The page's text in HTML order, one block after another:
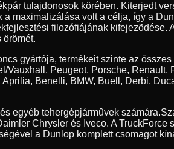
tulajdonosok körében. Kiterjedt
maximalizálása volt a célja, így a
filozófiájának
örömét.
gyártója, termékeit szinte az
Peugeot, Porsche,
Benelli, BMW, Buell, Derbi,
egyéb tehergépjármûvek számára.
Chrysler és Iveco. A TruckForce
a Dunlop komplett csomagot